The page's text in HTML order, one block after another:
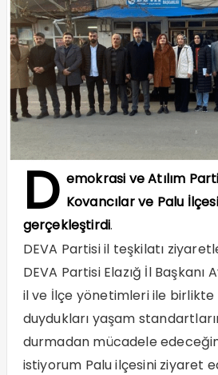
D emokrasi ve Atılım
Kovancılar ve Palu
gerçekleştirdi.
DEVA Partisi il teşkilatı
DEVA Partisi Elazığ İl Başkanı
il ve İlçe yönetimleri ile birlikte
duydukları yaşam
durmadan mücadele
istiyorum Palu ilçesini ziyaret